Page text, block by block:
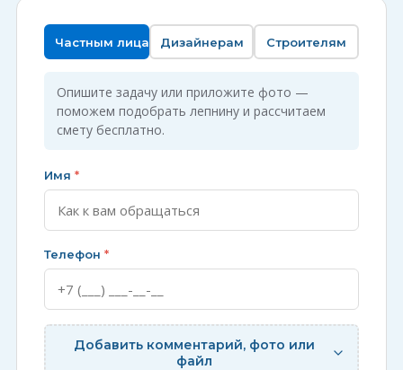
Частным лицам Дизайнерам Строителям
Опишите задачу или приложите фото —
поможем подобрать лепнину и рассчитаем
смету бесплатно.
Имя *
Телефон *
Добавить комментарий, фото или
файл